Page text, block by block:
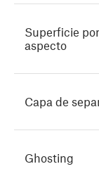
Superficie
aspecto
Capa de
Ghosting